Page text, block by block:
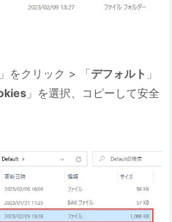
」をクリック > 「デフォルト 」
」を選択、コピーして安全